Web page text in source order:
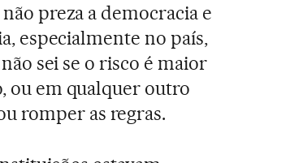
preza a democracia e
especialmente no país,
sei se o risco é maior
ou em qualquer outro
romper as regras.